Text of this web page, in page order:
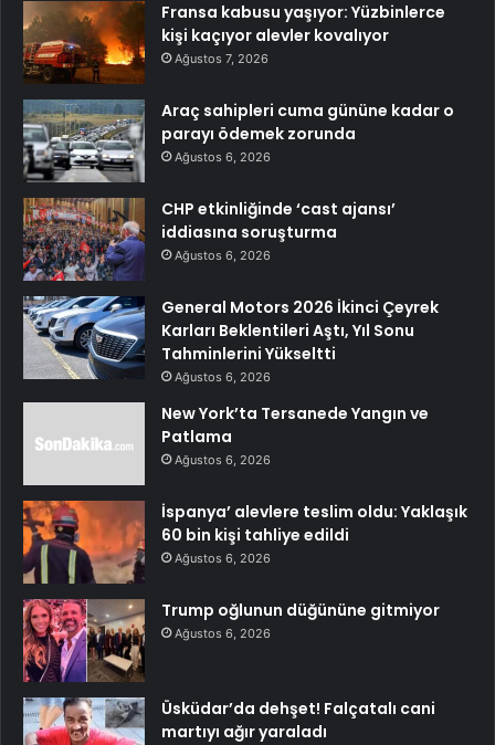
Fransa kabusu yaşıyor: Yüzbinlerce
kişi kaçıyor alevler kovalıyor
Ağustos 7, 2026
Araç sahipleri cuma gününe kadar o
parayı ödemek zorunda
Ağustos 6, 2026
CHP etkinliğinde ‘cast ajansı’
iddiasına soruşturma
Ağustos 6, 2026
General Motors 2026 İkinci Çeyrek
Karları Beklentileri Aştı, Yıl Sonu
Tahminlerini Yükseltti
Ağustos 6, 2026
New York’ta Tersanede Yangın ve
Patlama
Ağustos 6, 2026
İspanya’ alevlere teslim oldu: Yaklaşık
60 bin kişi tahliye edildi
Ağustos 6, 2026
Trump oğlunun düğününe gitmiyor
Ağustos 6, 2026
Üsküdar’da dehşet! Falçatalı cani
martıyı ağır yaraladı